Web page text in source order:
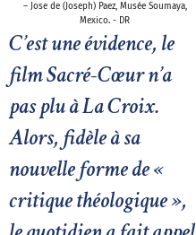
– Jose de (Joseph) Paez, Musée Soumaya,
Mexico. - DR
C’est une évidence, le
film Sacré-Cœur n’a
pas plu à La Croix.
Alors, fidèle à sa
nouvelle forme de «
critique théologique »,